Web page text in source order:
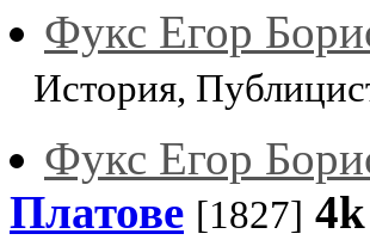
Фукс Егор
История,
Фукс Егор
Платове [1827] 4k